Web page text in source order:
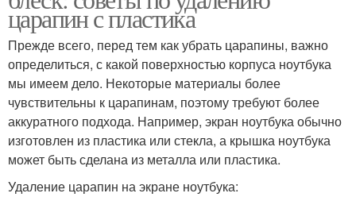
царапин с пластика
Прежде всего, перед тем как убрать царапины, важно
определиться, с какой поверхностью корпуса ноутбука
мы имеем дело. Некоторые материалы более
чувствительны к царапинам, поэтому требуют более
аккуратного подхода. Например, экран ноутбука обычно
изготовлен из пластика или стекла, а крышка ноутбука
может быть сделана из металла или пластика.
Удаление царапин на экране ноутбука: